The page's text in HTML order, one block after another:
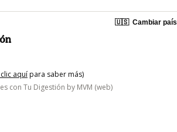
🇺🇸 Cambiar país
aquí para saber más)
con Tu Digestión by MVM (web)